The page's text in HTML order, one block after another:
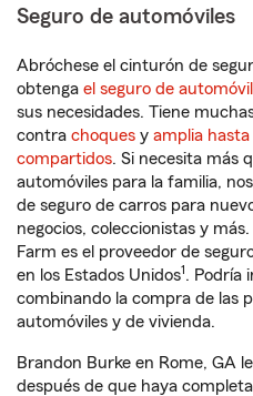
Seguro de automóviles
Abróchese el cinturón de
obtenga el seguro de
sus necesidades. Tiene
contra choques y amplia
compartidos. Si necesita más
automóviles para la familia,
de seguro de carros para
negocios, coleccionistas y
Farm es el proveedor de
en los Estados Unidos1. Podría
combinando la compra de las
automóviles y de vivienda.
Brandon Burke en Rome, GA
después de que haya